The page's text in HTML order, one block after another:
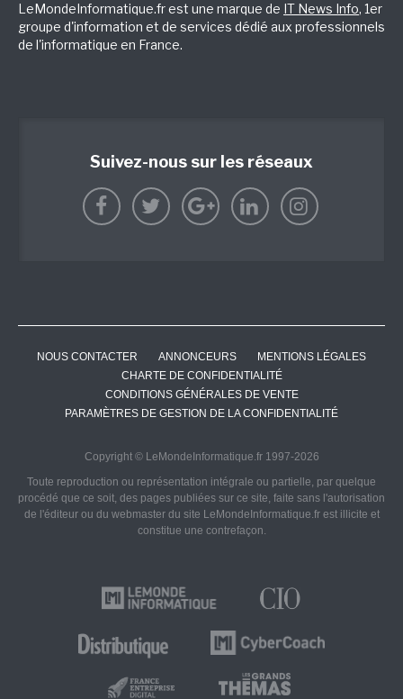
LeMondeInformatique.fr est une marque de IT News Info, 1er
groupe d'information et de services dédié aux professionnels
de l'informatique en France.
Suivez-nous sur les réseaux
NOUS CONTACTER ANNONCEURS
MENTIONS LÉGALES
CHARTE DE CONFIDENTIALITÉ
CONDITIONS GÉNÉRALES DE VENTE
PARAMÈTRES DE GESTION DE LA CONFIDENTIALITÉ
Copyright © LeMondeInformatique.fr 1997-2026
Toute reproduction ou représentation intégrale ou partielle, par quelque
procédé que ce soit, des pages publiées sur ce site, faite sans l'autorisation
de l'éditeur ou du webmaster du site LeMondeInformatique.fr est illicite et
constitue une contrefaçon.